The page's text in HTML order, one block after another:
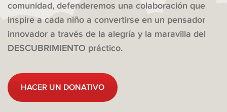
comunidad, defenderemos una colaboración que
inspire a cada niño a convertirse en un pensador
innovador a través de la alegría y la maravilla del
DESCUBRIMIENTO práctico.
HACER UN DONATIVO